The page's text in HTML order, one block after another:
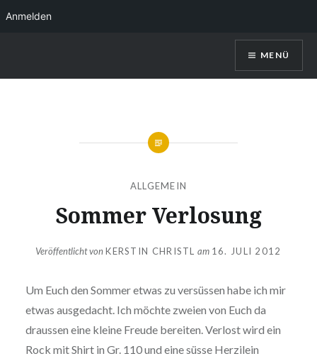
InhaltKerstin Christl
MENÜ
ALLGEMEIN
Sommer Verlosung
Veröffentlicht vonKERSTIN CHRISTL am 16. JULI 2012
Um Euch den Sommer etwas zu versüssen habe ich mir
etwas ausgedacht. Ich möchte zweien von Euch da
draussen eine kleine Freude bereiten. Verlost wird ein
Rock mit Shirt in Gr. 110 und eine süsse Herzilein
Anmelden